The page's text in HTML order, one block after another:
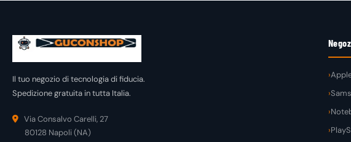
Il tuo negozio di tecnologia di fiducia.
Spedizione gratuita in tutta Italia.
Via Consalvo Carelli, 27
80128 Napoli (NA)